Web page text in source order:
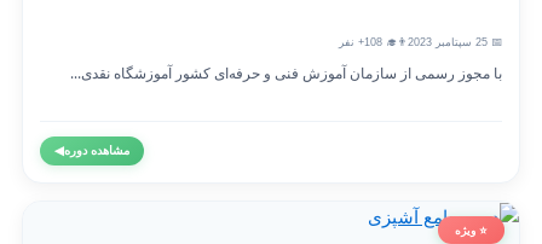
👨‍🎓 108+ نفر
با مجوز رسمی از سازمان آموزش فنی و حرفه‌ای کشور آموزشگاه نقدی...
مشاهده دوره◀
⭐ ویژه